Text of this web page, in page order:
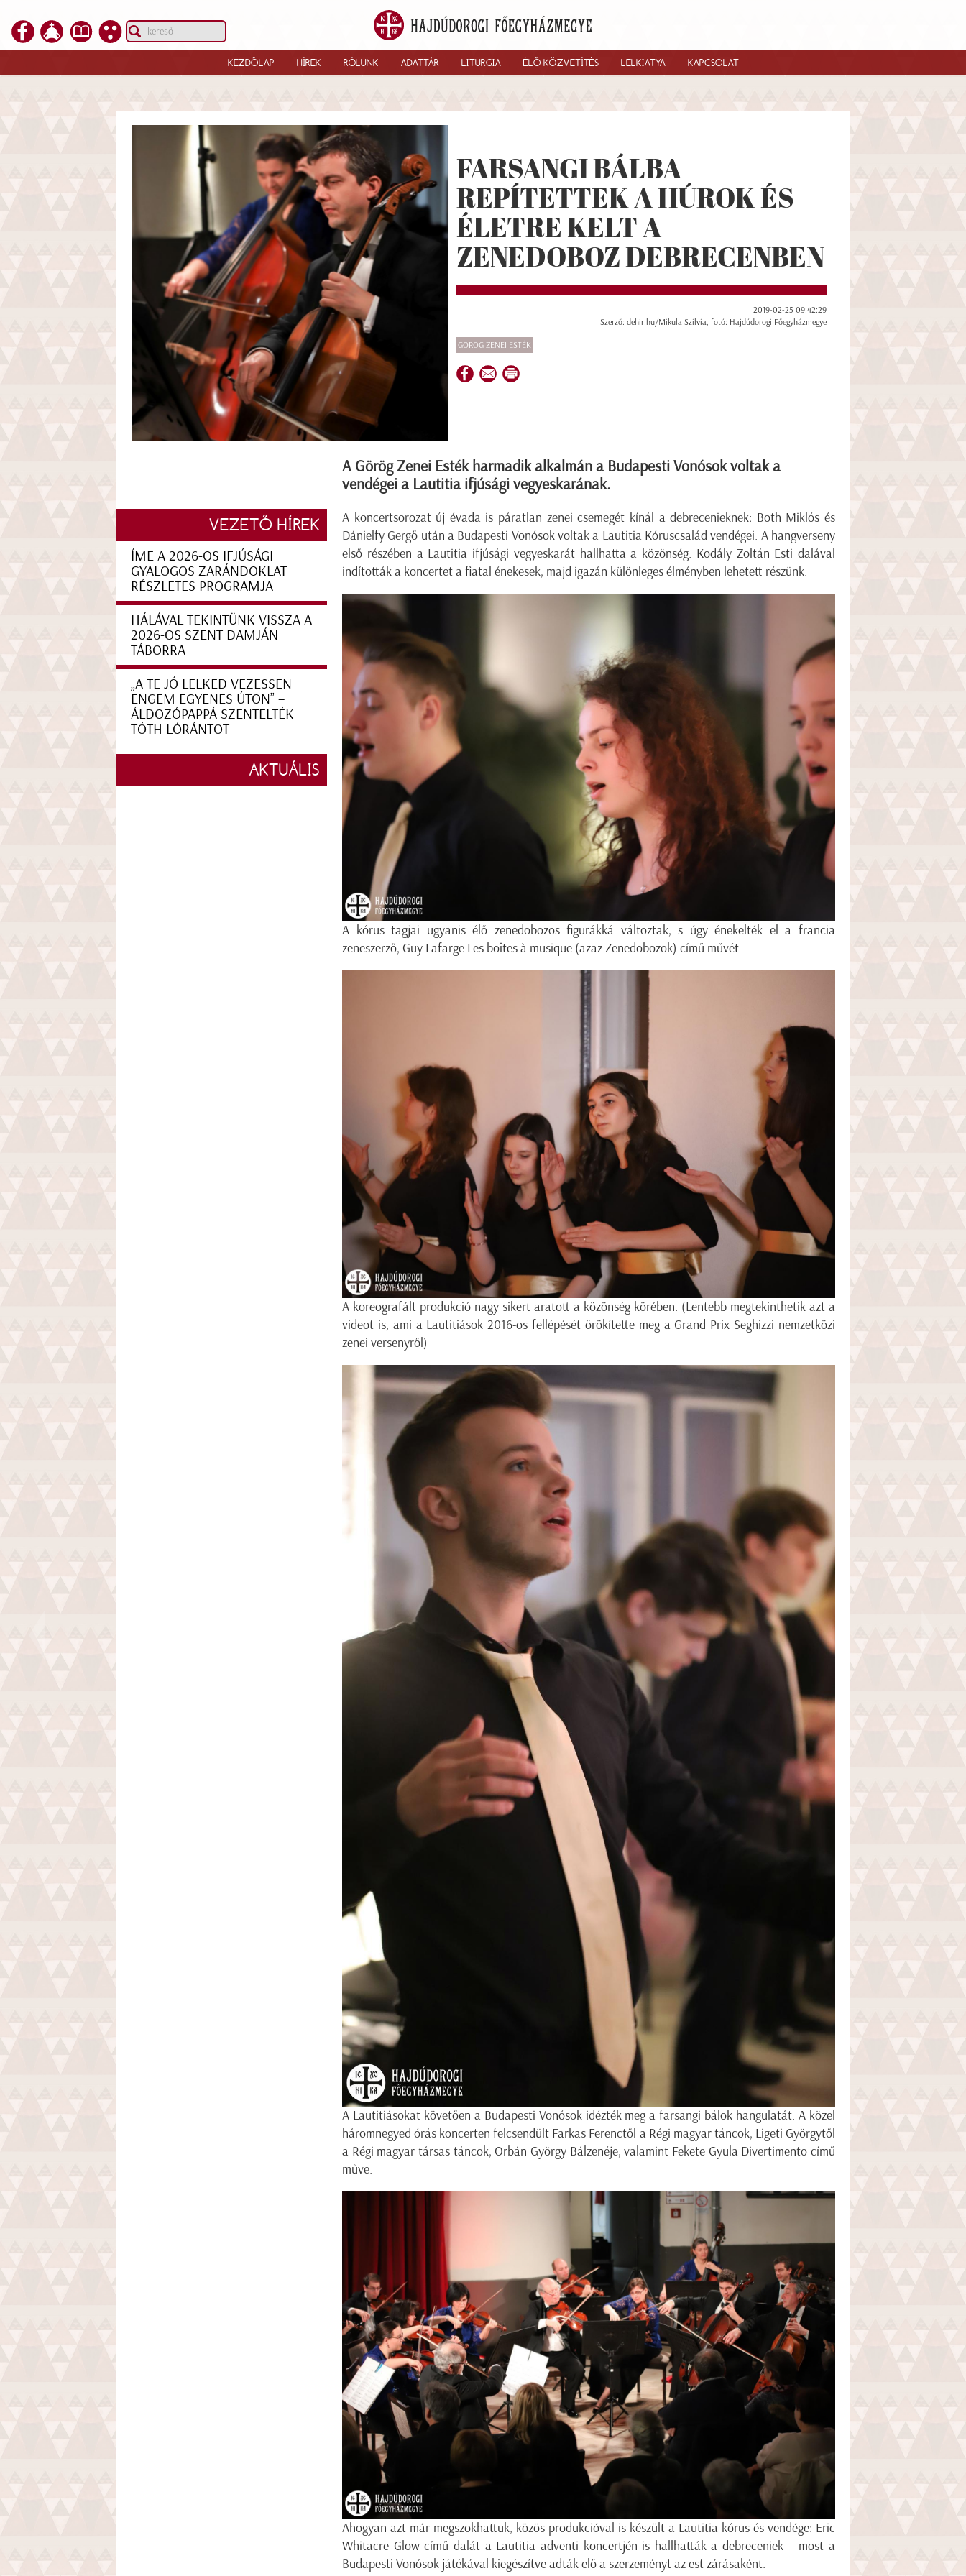
KEZDŐLAP HÍREK RÓLUNK ADATTÁR LITURGIA ÉLŐ KÖZVETÍTÉS LELKIATYA KAPCSOLAT
FARSANGI BÁLBA
REPÍTETTEK A HÚROK ÉS
ÉLETRE KELT A
ZENEDOBOZ DEBRECENBEN
2019-02-25 09:42:29
Szerző: dehir.hu/Mikula Szilvia, fotó: Hajdúdorogi Főegyházmegye
GÖRÖG ZENEI ESTÉK
A Görög Zenei Esték harmadik alkalmán a Budapesti Vonósok voltak a
vendégei a Lautitia ifjúsági vegyeskarának.
A koncertsorozat új évada is páratlan zenei csemegét kínál a debrecenieknek: Both Miklós és
Dánielfy Gergő után a Budapesti Vonósok voltak a Lautitia Kóruscsalád vendégei. A hangverseny
első részében a Lautitia ifjúsági vegyeskarát hallhatta a közönség. Kodály Zoltán Esti dalával
indították a koncertet a fiatal énekesek, majd igazán különleges élményben lehetett részünk.
A kórus tagjai ugyanis élő zenedobozos figurákká változtak, s úgy énekelték el a francia
zeneszerző, Guy Lafarge Les boîtes à musique (azaz Zenedobozok) című művét.
A koreografált produkció nagy sikert aratott a közönség körében. (Lentebb megtekinthetik azt a
videot is, ami a Lautitiások 2016-os fellépését örökítette meg a Grand Prix Seghizzi nemzetközi
zenei versenyről)
A Lautitiásokat követően a Budapesti Vonósok idézték meg a farsangi bálok hangulatát. A közel
háromnegyed órás koncerten felcsendült Farkas Ferenctől a Régi magyar táncok, Ligeti Györgytől
a Régi magyar társas táncok, Orbán György Bálzenéje, valamint Fekete Gyula Divertimento című
műve.
Ahogyan azt már megszokhattuk, közös produkcióval is készült a Lautitia kórus és vendége: Eric
Whitacre Glow című dalát a Lautitia adventi koncertjén is hallhatták a debreceniek – most a
Budapesti Vonósok játékával kiegészítve adták elő a szerzeményt az est zárásaként.
VEZETŐ HÍREK
ÍME A 2026-OS IFJÚSÁGI
GYALOGOS ZARÁNDOKLAT
RÉSZLETES PROGRAMJA
HÁLÁVAL TEKINTÜNK VISSZA A
2026-OS SZENT DAMJÁN
TÁBORRA
„A TE JÓ LELKED VEZESSEN
ENGEM EGYENES ÚTON” –
ÁLDOZÓPAPPÁ SZENTELTÉK
TÓTH LÓRÁNTOT
AKTUÁLIS